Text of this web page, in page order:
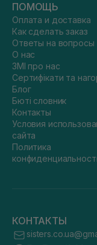
ПОМОЩЬ
Оплата и доставка
Как сделать заказ
Ответы на вопросы
О нас
ЗМІ про нас
Сертифікати та
Блог
Бюті словник
Контакты
Условия
сайта
Политика
КОНТАКТЫ